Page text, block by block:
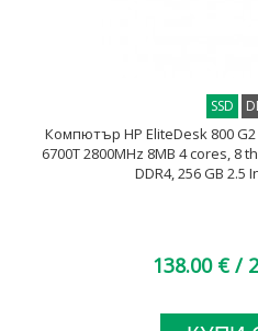
SSD
Компютър HP EliteDesk 800
6700T 2800MHz 8MB 4 cores, 8
DDR4, 256 GB 2.5
138.00 € /